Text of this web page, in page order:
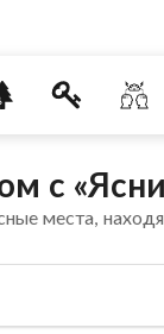
с
места,